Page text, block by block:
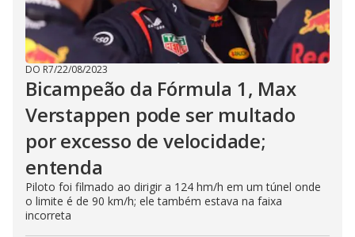
DO R7/22/08/2023
Bicampeão da Fórmula 1, Max
Verstappen pode ser multado
por excesso de velocidade;
entenda
Piloto foi filmado ao dirigir a 124 hm/h em um túnel onde
o limite é de 90 km/h; ele também estava na faixa
incorreta